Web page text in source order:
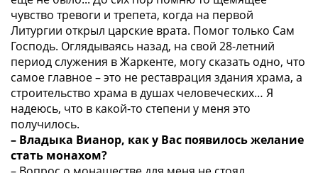
чувство тревоги и трепета, когда на первой
Литургии открыл царские врата. Помог только Сам
Господь. Оглядываясь назад, на свой 28-летний
период служения в Жаркенте, могу сказать одно, что
самое главное – это не реставрация здания храма, а
строительство храма в душах человеческих… Я
надеюсь, что в какой-то степени у меня это
получилось.
– Владыка Вианор, как у Вас появилось желание
стать монахом?